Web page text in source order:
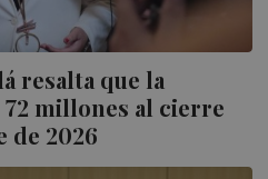
resalta que la
millones al cierre
de 2026